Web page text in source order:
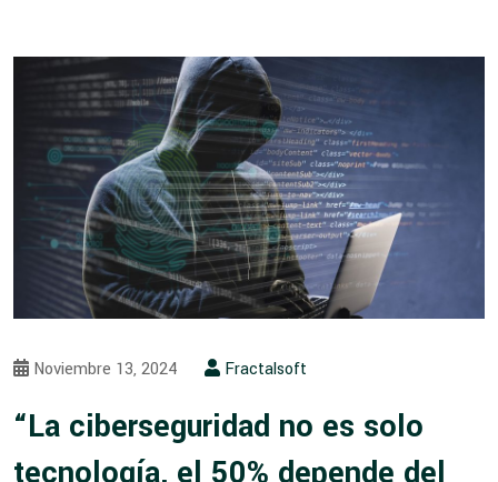
Noviembre 13, 2024 Fractalsoft
“La ciberseguridad no es solo